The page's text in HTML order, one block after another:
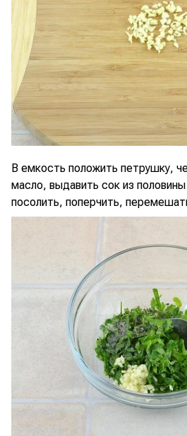
В емкость положить петрушку,
масло, выдавить сок из
посолить, поперчить,